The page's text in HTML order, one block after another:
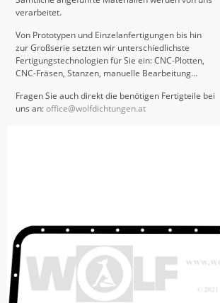
verarbeitet.
Von Prototypen und Einzelanfertigungen bis hin
zur Großserie setzten wir unterschiedlichste
Fertigungstechnologien für Sie ein: CNC-Plotten,
CNC-Fräsen, Stanzen, manuelle Bearbeitung…
Fragen Sie auch direkt die benötigen Fertigteile bei
uns an:office@wolfdichtungen.at